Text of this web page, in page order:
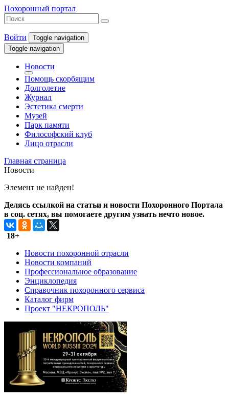
Похоронный портал
Войти
Toggle navigation
Toggle navigation
Новости
Помощь скорбящим
Долголетие
Журнал
Эстетика смерти
Музей
Парк памяти
Философский клуб
Лицо отрасли
Главная страница
Новости
Элемент не найден!
Делясь ссылкой на статьи и новости Похоронного Портала
в соц. сетях, вы помогаете другим узнать нечто новое.
18+
Новости похоронной отрасли
Новости компаний
Профессиональное образование
Энциклопедия
Справочник похоронного сервиса
Каталог фирм
Проект "НЕКРОПОЛЬ"